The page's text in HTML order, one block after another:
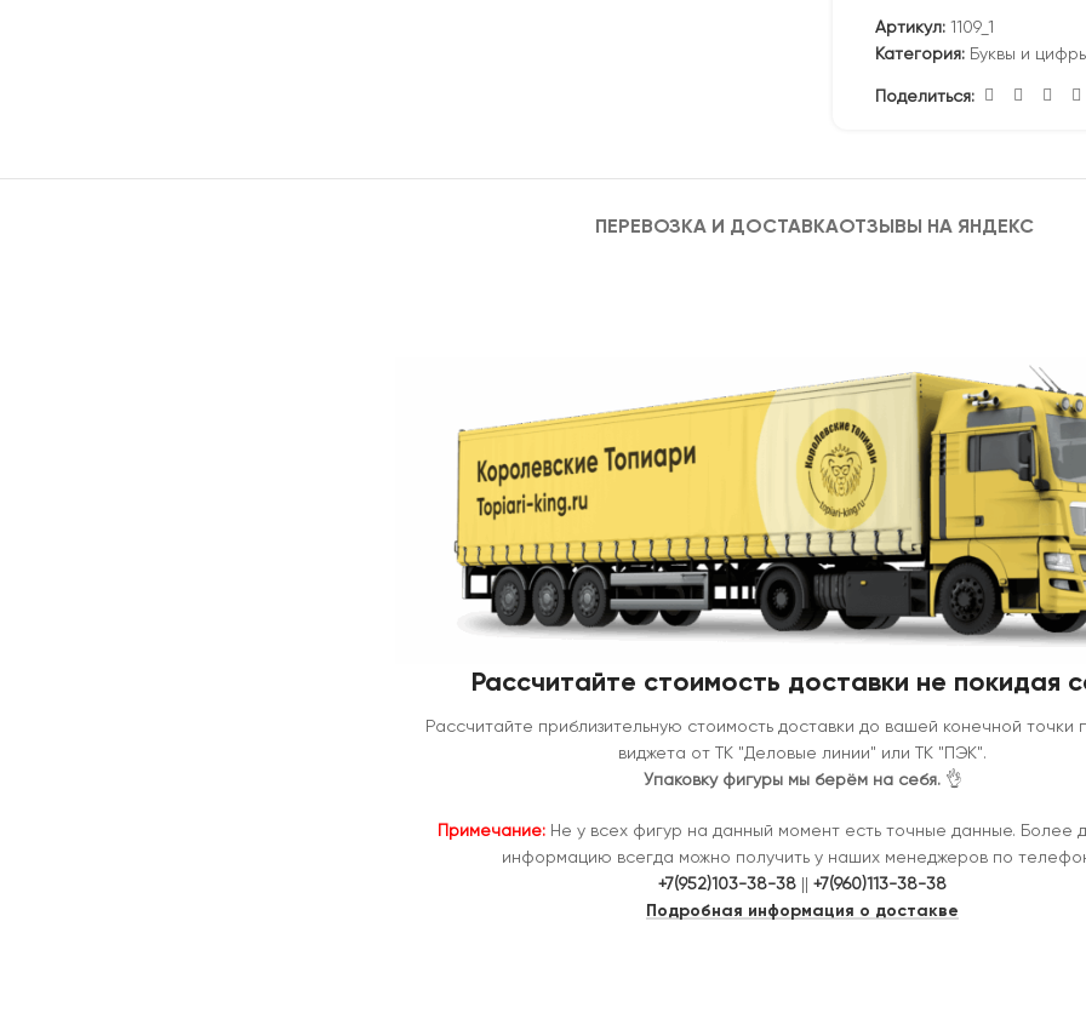
Артикул: 1109_1
Категория: Буквы и
Поделиться:
ПЕРЕВОЗКА И ДОСТАВКАОТЗЫВЫ НА ЯНДЕКС
Рассчитайте стоимость доставки не покидая
Рассчитайте приблизительную стоимость доставки до вашей конечной
виджета от ТК "Деловые линии" или ТК "ПЭК".
Упаковку фигуры мы берём на себя.👌
Примечание: Не у всех фигур на данный момент есть точные данные. Более
информацию всегда можно получить у наших менеджеров по
+7(952)103-38-38 ||+7(960)113-38-38
Подробная информация о достакве